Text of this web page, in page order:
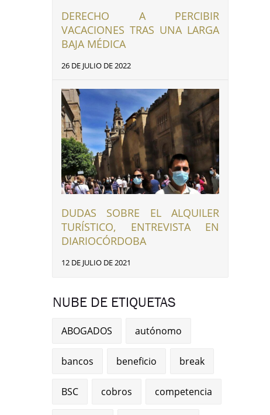
DERECHO A PERCIBIR
VACACIONES TRAS UNA LARGA
BAJA MÉDICA
26 DE JULIO DE 2022
DUDAS SOBRE EL ALQUILER
TURÍSTICO, ENTREVISTA EN
DIARIOCÓRDOBA
12 DE JULIO DE 2021
NUBE DE ETIQUETAS
ABOGADOS autónomo
bancos beneficio break
BSC cobros competencia